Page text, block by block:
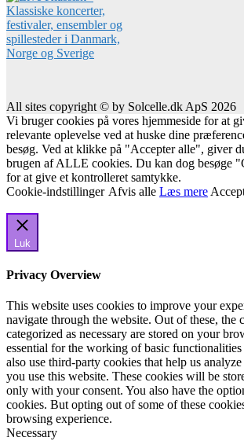
All sites copyright © by Solcelle.dk ApS 2026
Vi bruger cookies på vores hjemmeside for at
relevante oplevelse ved at huske dine
besøg. Ved at klikke på "Accepter alle", giver
brugen af ALLE cookies. Du kan dog besøge
for at give et kontrolleret samtykke.
Cookie-indstillinger Afvis alle Læs mere
Luk
Privacy Overview
This website uses cookies to improve your
navigate through the website. Out of these, the
categorized as necessary are stored on your
essential for the working of basic
also use third-party cookies that help us
you use this website. These cookies will be
only with your consent. You also have the
cookies. But opting out of some of these
browsing experience.
Necessary